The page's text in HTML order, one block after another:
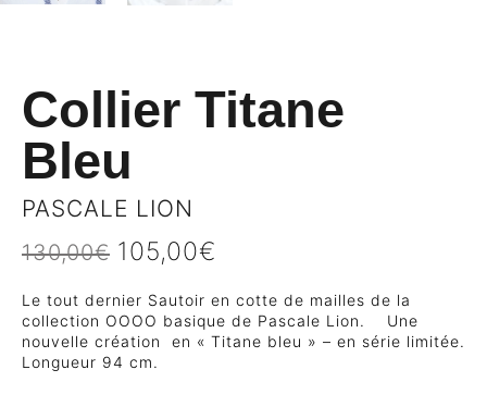
Collier Titane
Bleu
PASCALE LION
130,00€ 105,00€
Le tout dernier Sautoir en cotte de mailles de la
collection OOOO basique de Pascale Lion. Une
nouvelle création en « Titane bleu » – en série limitée.
Longueur 94 cm.